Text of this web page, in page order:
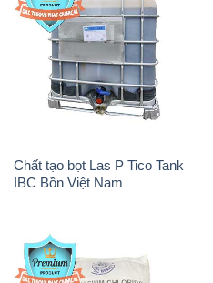
Chất tạo bọt Las P Tico Tank
IBC Bồn Việt Nam